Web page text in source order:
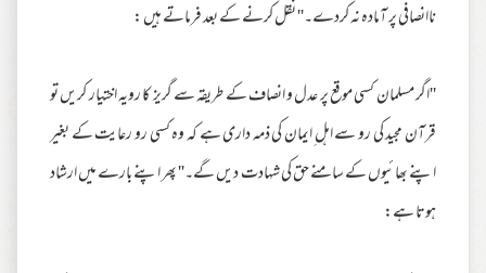
ناانصافی پر آمادہ نہ کردے۔'' نقل کرنے کے بعد فرماتے ہیں :
''اگر مسلمان کسی موقع پر عدل و انصاف کے طریقہ سے گریز کا رویہ اختیار کریں تو
قرآن مجید کی رو سے اہل ِایمان کی ذمہ داری ہے کہ وہ کسی رو رعایت کے بغیر
اپنے بھائیوں کے سامنے حق کی شہادت دیں گے۔'' پھر اپنے بارے میں ارشاد
ہوتا ہے: